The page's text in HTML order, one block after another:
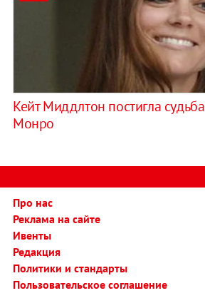
Кейт Миддлтон постигла
Монро
Про нас
Реклама на сайте
Ивенты
Редакция
Политики и стандарты
Пользовательское соглашение